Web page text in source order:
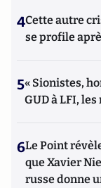
4Cette autre
se profile
5« Sionistes,
GUD à LFI,
6Le Point
que Xavier
russe donne